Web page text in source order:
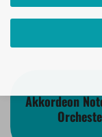
Akkordeon